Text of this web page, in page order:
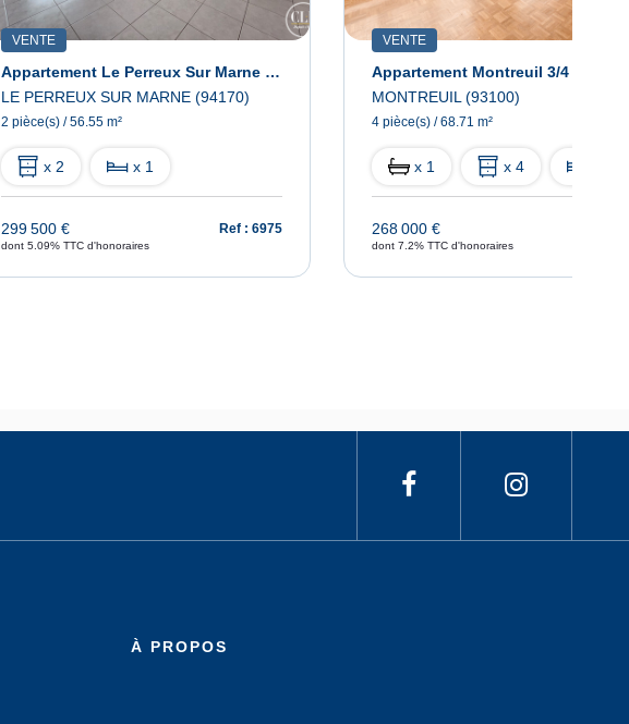
VENTE
Appartement Le Perreux Sur Marne 2 Pièce(s)
LE PERREUX SUR MARNE (94170)
2 pièce(s) / 56.55 m²
x 2 x 1
299 500 €
dont 5.09% TTC d'honoraires
Ref : 6975
VENTE
MONTREUIL (93100)
4 pièce(s) / 68.71 m²
x 1 x 4
268 000 €
dont 7.2% TTC d'honoraires
À PROPOS